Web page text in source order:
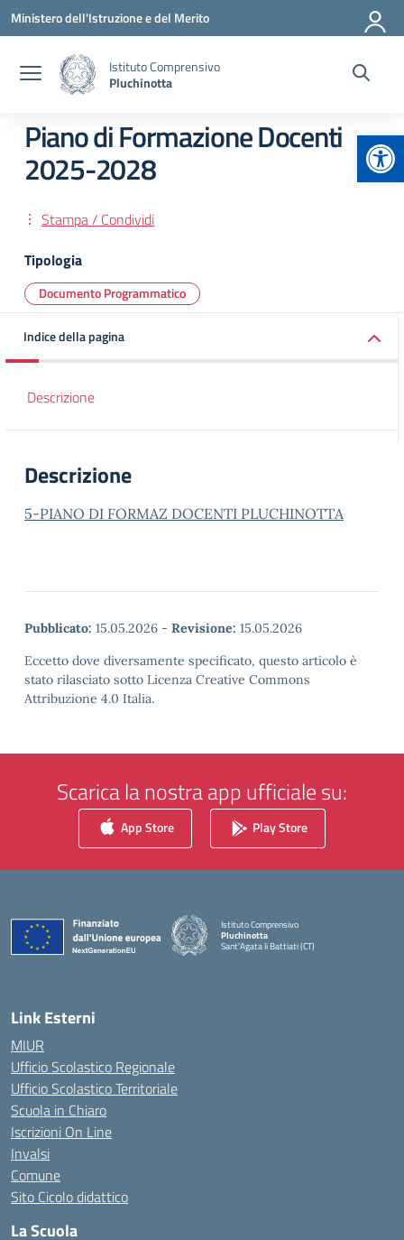
Vai ai contenuti
Vai al menu di navigazione
Vai al footer
Ministero dell'Istruzione e del Merito
Istituto Comprensivo
Pluchinotta
Piano di Formazione Docenti
2025-2028
Stampa / Condividi
Tipologia
Documento Programmatico
Indice della pagina
Descrizione
Descrizione
5-PIANO DI FORMAZ DOCENTI PLUCHINOTTA
Pubblicato: 15.05.2026 - Revisione: 15.05.2026
Eccetto dove diversamente specificato, questo articolo è
stato rilasciato sotto Licenza Creative Commons
Attribuzione 4.0 Italia.
Scarica la nostra app ufficiale su:
App Store Play Store
Istituto Comprensivo
Pluchinotta
Sant'Agata li Battiati (CT)
— Visita la pagina iniziale della scuola
Link Esterni
MIUR
Ufficio Scolastico Regionale
Ufficio Scolastico Territoriale
Scuola in Chiaro
Iscrizioni On Line
Invalsi
Comune
Sito Cicolo didattico
La Scuola